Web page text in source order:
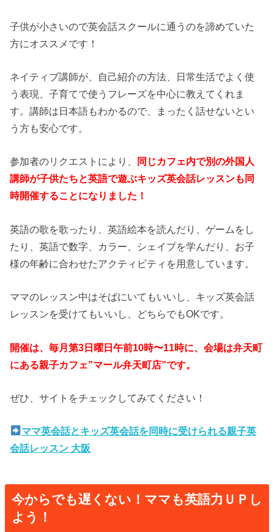
子供が小さいので英会話スクールに通うのを諦めていた
方にオススメです！
ネイティブ講師が、自己紹介の方法、日常生活でよく使
う表現、子育てで使うフレーズを中心に教えてくれま
す。講師は日本語もわかるので、まったく話せないとい
う方も安心です。
参加者のリクエストにより、
同じカフェ内で別の外国人
講師が子供たちと英語で遊ぶキッズ英会話レッスンも同
時開催することになりました！
英語の歌を歌ったり、英語絵本を読んだり、ゲームをし
たり、英語で数字、カラー、シェイプを学んだり、お子
様の年齢に合わせたアクティビティを用意しています。
ママのレッスン中はそばにいてもいいし、キッズ英会話
レッスンを受けてもいいし、どちらでもOKです。
開催は、毎月第3日曜日午前10時〜11時に 、会場は弁天町
にある親子カフェ”マール弁天町店”です。
ぜひ、サイトをチェックしてみてください！
ママ英会話とキッズ英会話を同時に受けられる親子英
会話レッスン 大阪
今からでも遅くない！ママも英語力ＵＰし
よう！